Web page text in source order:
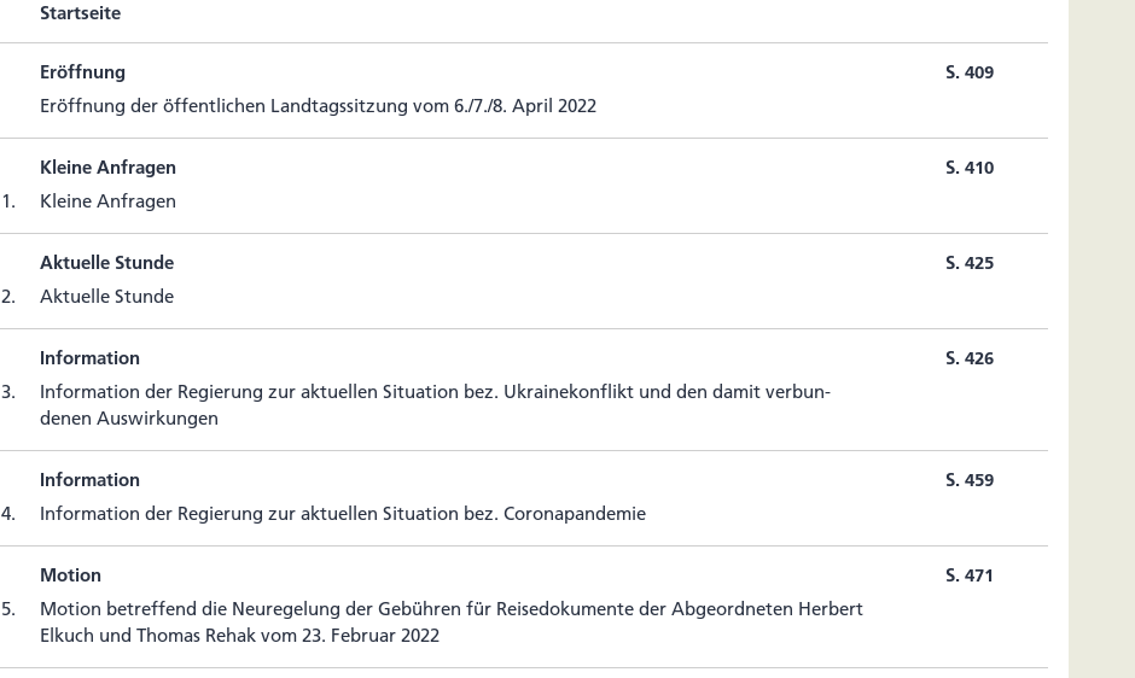
Startseite
Eröffnung
S. 409
Eröff­nung der öffent­li­chen Land­tags­sit­zung vom 6./7./8. April 2022
Kleine Anfragen
S. 410
1.
Kleine Anfragen
Aktuelle Stunde
S. 425
2.
Aktu­elle Stunde
Information
S. 426
3.
Infor­ma­tion der Regie­rung zur aktu­ellen Situa­tion bez. Ukrai­ne­kon­flikt und den damit ver­bun­
denen Auswirkungen
Information
S. 459
4.
Infor­ma­tion der Regie­rung zur aktu­ellen Situa­tion bez. Coronapandemie
Motion
S. 471
5.
Motion betref­fend die Neu­re­ge­lung der Gebühren für Rei­se­do­ku­mente der Abge­ord­neten Her­bert
Elkuch und Thomas Rehak vom 23. Februar 2022